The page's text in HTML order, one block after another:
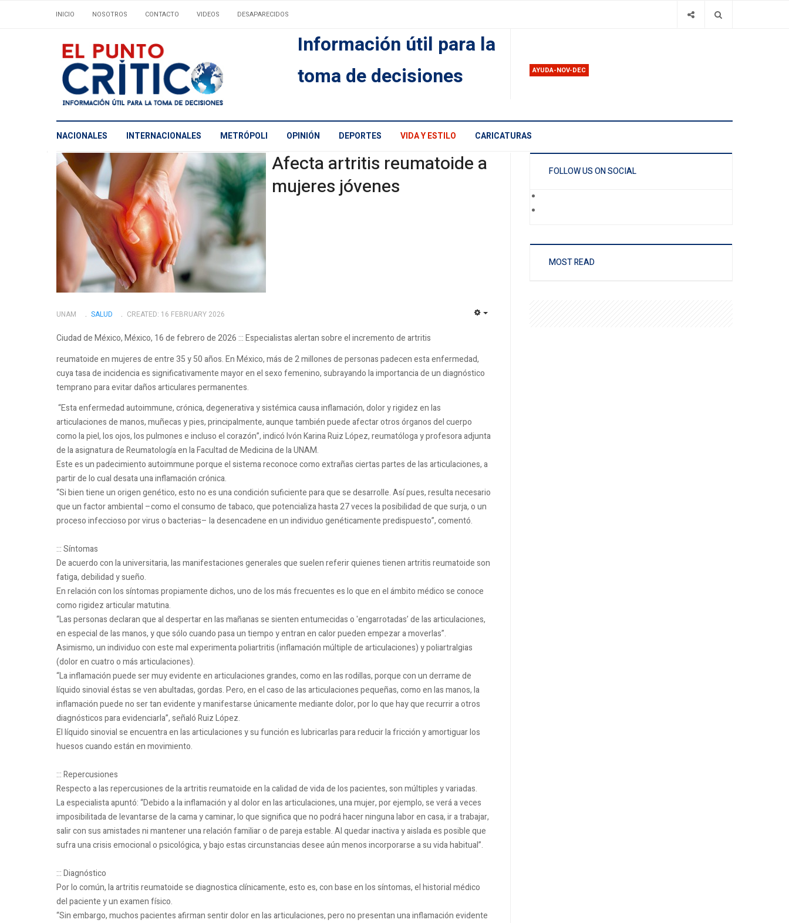
INICIO NOSOTROS CONTACTO VIDEOS DESAPARECIDOS
Información útil para la
toma de decisiones
AYUDA-NOV-DEC
NACIONALES INTERNACIONALES METRÓPOLI OPINIÓN DEPORTES VIDA Y ESTILO CARICATURAS
Afecta artritis reumatoide a
mujeres jóvenes
UNAM SALUD CREATED: 16 FEBRUARY 2026
Ciudad de México, México, 16 de febrero de 2026 ::: Especialistas alertan sobre el incremento de artritis
reumatoide en mujeres de entre 35 y 50 años. En México, más de 2 millones de personas padecen esta enfermedad,
cuya tasa de incidencia es significativamente mayor en el sexo femenino, subrayando la importancia de un diagnóstico
temprano para evitar daños articulares permanentes.
“Esta enfermedad autoimmune, crónica, degenerativa y sistémica causa inflamación, dolor y rigidez en las
articulaciones de manos, muñecas y pies, principalmente, aunque también puede afectar otros órganos del cuerpo
como la piel, los ojos, los pulmones e incluso el corazón”, indicó Ivón Karina Ruiz López, reumatóloga y profesora adjunta
de la asignatura de Reumatología en la Facultad de Medicina de la UNAM.
Este es un padecimiento autoimmune porque el sistema reconoce como extrañas ciertas partes de las articulaciones, a
partir de lo cual desata una inflamación crónica.
“Si bien tiene un origen genético, esto no es una condición suficiente para que se desarrolle. Así pues, resulta necesario
que un factor ambiental –como el consumo de tabaco, que potencializa hasta 27 veces la posibilidad de que surja, o un
proceso infeccioso por virus o bacterias– la desencadene en un individuo genéticamente predispuesto”, comentó.
::: Síntomas
De acuerdo con la universitaria, las manifestaciones generales que suelen referir quienes tienen artritis reumatoide son
fatiga, debilidad y sueño.
En relación con los síntomas propiamente dichos, uno de los más frecuentes es lo que en el ámbito médico se conoce
como rigidez articular matutina.
“Las personas declaran que al despertar en las mañanas se sienten entumecidas o 'engarrotadas’ de las articulaciones,
en especial de las manos, y que sólo cuando pasa un tiempo y entran en calor pueden empezar a moverlas”.
Asimismo, un individuo con este mal experimenta poliartritis (inflamación múltiple de articulaciones) y poliartralgias
(dolor en cuatro o más articulaciones).
“La inflamación puede ser muy evidente en articulaciones grandes, como en las rodillas, porque con un derrame de
líquido sinovial éstas se ven abultadas, gordas. Pero, en el caso de las articulaciones pequeñas, como en las manos, la
inflamación puede no ser tan evidente y manifestarse únicamente mediante dolor, por lo que hay que recurrir a otros
diagnósticos para evidenciarla”, señaló Ruiz López.
El líquido sinovial se encuentra en las articulaciones y su función es lubricarlas para reducir la fricción y amortiguar los
huesos cuando están en movimiento.
::: Repercusiones
Respecto a las repercusiones de la artritis reumatoide en la calidad de vida de los pacientes, son múltiples y variadas.
La especialista apuntó: “Debido a la inflamación y al dolor en las articulaciones, una mujer, por ejemplo, se verá a veces
imposibilitada de levantarse de la cama y caminar, lo que significa que no podrá hacer ninguna labor en casa, ir a trabajar,
salir con sus amistades ni mantener una relación familiar o de pareja estable. Al quedar inactiva y aislada es posible que
sufra una crisis emocional o psicológica, y bajo estas circunstancias desee aún menos incorporarse a su vida habitual”.
::: Diagnóstico
Por lo común, la artritis reumatoide se diagnostica clínicamente, esto es, con base en los síntomas, el historial médico
del paciente y un examen físico.
“Sin embargo, muchos pacientes afirman sentir dolor en las articulaciones, pero no presentan una inflamación evidente
FOLLOW US ON SOCIAL
MOST READ